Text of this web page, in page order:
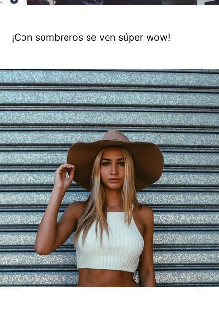
¡Con sombreros se ven súper wow!